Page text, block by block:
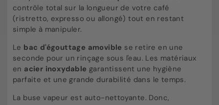
contrôle total sur la longueur de votre café
(ristretto, expresso ou allongé) tout en restant
simple à manipuler.
Le bac d'égouttage amovible se retire en une
seconde pour un rinçage sous l'eau. Les matériaux
en acier inoxydable garantissent une hygiène
parfaite et une grande durabilité dans le temps.
La buse vapeur est auto-nettoyante. Donc,